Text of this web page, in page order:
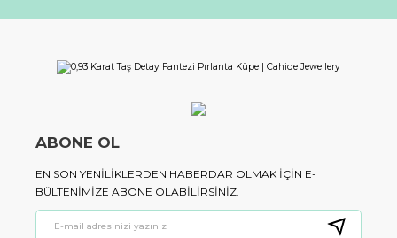
ABONE OL
EN SON YENILIKLERDEN HABERDAR OLMAK IÇIN E-
BÜLTENIMIZE ABONE OLABILIRSINIZ.